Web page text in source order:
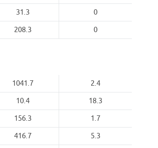
31.3
0
208.3 0
1041.7
2.4
10.4
18.3
156.3
1.7
416.7
5.3